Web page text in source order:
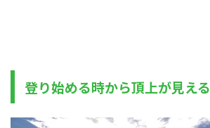
登り始める時から頂上が見える